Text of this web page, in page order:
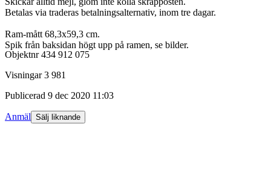
Betalas via traderas betalningsalternativ, inom tre dagar.
Ram-mått 68,3x59,3 cm.
Spik från baksidan högt upp på ramen, se bilder.
Objektnr 434 912 075
Visningar 3 981
Publicerad 9 dec 2020 11:03
Anmäl Sälj liknande